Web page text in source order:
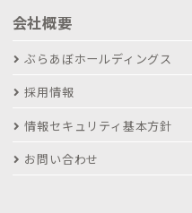
会社概要
ぶらあぼホールディングス
採用情報
情報セキュリティ基本方針
お問い合わせ